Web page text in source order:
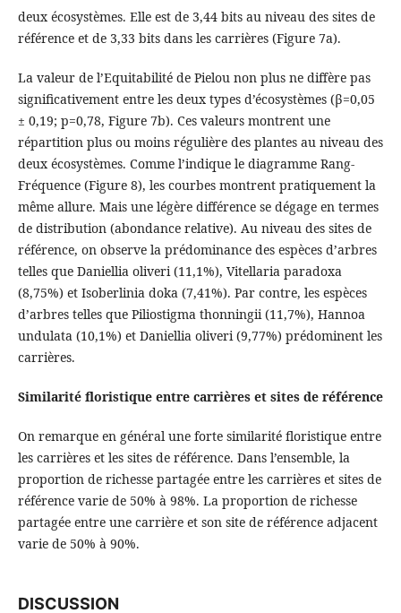
deux écosystèmes. Elle est de 3,44 bits au niveau des sites de
référence et de 3,33 bits dans les carrières (Figure 7a).
La valeur de l’Equitabilité de Pielou non plus ne diffère pas
significativement entre les deux types d’écosystèmes (β=0,05
± 0,19; p=0,78, Figure 7b). Ces valeurs montrent une
répartition plus ou moins régulière des plantes au niveau des
deux écosystèmes. Comme l’indique le diagramme Rang-
Fréquence (Figure 8), les courbes montrent pratiquement la
même allure. Mais une légère différence se dégage en termes
de distribution (abondance relative). Au niveau des sites de
référence, on observe la prédominance des espèces d’arbres
telles que Daniellia oliveri (11,1%), Vitellaria paradoxa
(8,75%) et Isoberlinia doka (7,41%). Par contre, les espèces
d’arbres telles que Piliostigma thonningii (11,7%), Hannoa
undulata (10,1%) et Daniellia oliveri (9,77%) prédominent les
carrières.
Similarité floristique entre carrières et sites de référence
On remarque en général une forte similarité floristique entre
les carrières et les sites de référence. Dans l’ensemble, la
proportion de richesse partagée entre les carrières et sites de
référence varie de 50% à 98%. La proportion de richesse
partagée entre une carrière et son site de référence adjacent
varie de 50% à 90%.
DISCUSSION